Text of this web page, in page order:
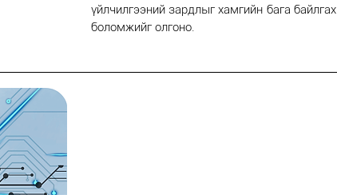
үйлчилгээний зардлыг хамгийн бага байлгах
боломжийг олгоно.